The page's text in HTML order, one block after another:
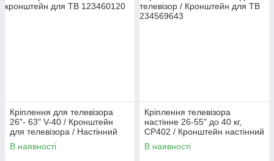
Кріплення для телевізора
26"- 63" V-40 / Кронштейн
для телевізора / Настінний
кронштейн для ТВ
В наявності
Кріплення телевізора
настінне 26-55" до 40 кг,
CP402 / Кронштейн настінний
під телевізор / Кронштейн
для ТВ
В наявності